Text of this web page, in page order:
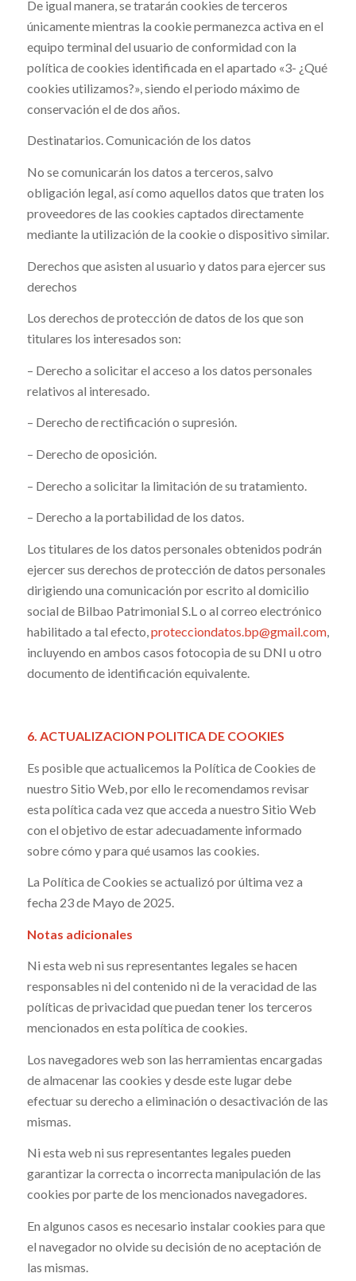
De igual manera, se tratarán cookies de terceros
únicamente mientras la cookie permanezca activa en el
equipo terminal del usuario de conformidad con la
política de cookies identificada en el apartado «3- ¿Qué
cookies utilizamos?», siendo el periodo máximo de
conservación el de dos años.
Destinatarios. Comunicación de los datos
No se comunicarán los datos a terceros, salvo
obligación legal, así como aquellos datos que traten los
proveedores de las cookies captados directamente
mediante la utilización de la cookie o dispositivo similar.
Derechos que asisten al usuario y datos para ejercer sus
derechos
Los derechos de protección de datos de los que son
titulares los interesados son:
– Derecho a solicitar el acceso a los datos personales
relativos al interesado.
– Derecho de rectificación o supresión.
– Derecho de oposición.
– Derecho a solicitar la limitación de su tratamiento.
– Derecho a la portabilidad de los datos.
Los titulares de los datos personales obtenidos podrán
ejercer sus derechos de protección de datos personales
dirigiendo una comunicación por escrito al domicilio
social de Bilbao Patrimonial S.L o al correo electrónico
habilitado a tal efecto, protecciondatos.bp@gmail.com,
incluyendo en ambos casos fotocopia de su DNI u otro
documento de identificación equivalente.
6. ACTUALIZACION POLITICA DE COOKIES
Es posible que actualicemos la Política de Cookies de
nuestro Sitio Web, por ello le recomendamos revisar
esta política cada vez que acceda a nuestro Sitio Web
con el objetivo de estar adecuadamente informado
sobre cómo y para qué usamos las cookies.
La Política de Cookies se actualizó por última vez a
fecha 23 de Mayo de 2025.
Notas adicionales
Ni esta web ni sus representantes legales se hacen
responsables ni del contenido ni de la veracidad de las
políticas de privacidad que puedan tener los terceros
mencionados en esta política de cookies.
Los navegadores web son las herramientas encargadas
de almacenar las cookies y desde este lugar debe
efectuar su derecho a eliminación o desactivación de las
mismas.
Ni esta web ni sus representantes legales pueden
garantizar la correcta o incorrecta manipulación de las
cookies por parte de los mencionados navegadores.
En algunos casos es necesario instalar cookies para que
el navegador no olvide su decisión de no aceptación de
las mismas.